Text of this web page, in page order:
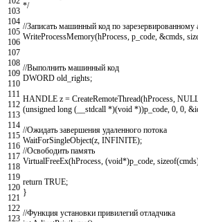
103
104
105
106
107
108
109
110
111
112
113
114
115
116
117
118
119
120
121
122
123
*/
//Записать машинный код по зарезервированному
WriteProcessMemory(hProcess, p_code, &cmds,
//Выполнить машинный код
DWORD old_rights;
HANDLE z = CreateRemoteThread(hProcess,
(unsigned long ( __stdcall *)(void *))p_code, 0, 0, &
//Ожидать завершения удаленного потока
WaitForSingleObject(z, INFINITE);
//Освободить память
VirtualFreeEx(hProcess, (void*)p_code, sizeof(cmds
return TRUE;
}
//Функция установки привилегий отладчика